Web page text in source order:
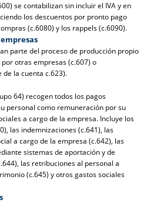
se contabilizan sin incluir el IVA y en
los descuentos por pronto pago
(c.6080) y los rappels (c.6090).
parte del proceso de producción propio
otras empresas (c.607) o
la cuenta c.623).
64) recogen todos los pagos
personal como remuneración por su
a cargo de la empresa. Incluye los
las indemnizaciones (c.641), las
a cargo de la empresa (c.642), las
sistemas de aportación y de
las retribuciones al personal a
(c.645) y otros gastos sociales